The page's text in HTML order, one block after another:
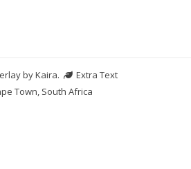
byKaira.
Extra Text
Town, South Africa